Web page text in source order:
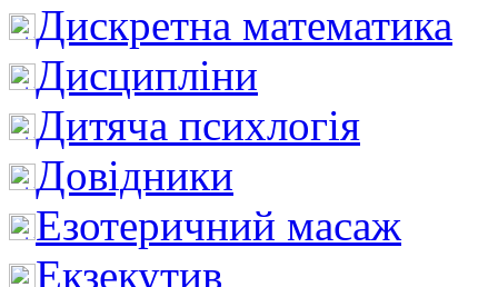
Дискретна математика
Дисципліни
Дитяча психлогія
Довідники
Езотеричний масаж
Екзекутив